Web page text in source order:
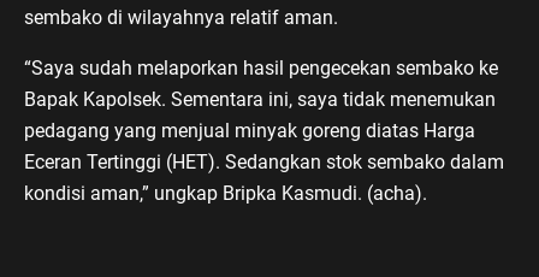
sembako di wilayahnya relatif aman.
“Saya sudah melaporkan hasil pengecekan sembako ke
Bapak Kapolsek. Sementara ini, saya tidak menemukan
pedagang yang menjual minyak goreng diatas Harga
Eceran Tertinggi (HET). Sedangkan stok sembako dalam
kondisi aman,” ungkap Bripka Kasmudi. (acha).